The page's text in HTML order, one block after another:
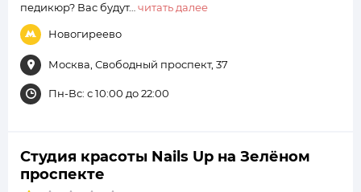
педикюр? Вас будут…читать далее
Новогиреево
Москва, Свободный проспект, 37
Пн-Вс: с 10:00 до 22:00
Студия красоты Nails Up на Зелёном
проспекте